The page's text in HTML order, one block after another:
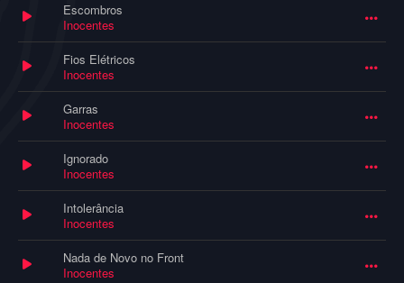
Escombros
Inocentes
Fios Elétricos
Inocentes
Garras
Inocentes
Ignorado
Inocentes
Intolerância
Inocentes
Nada de Novo no Front
Inocentes